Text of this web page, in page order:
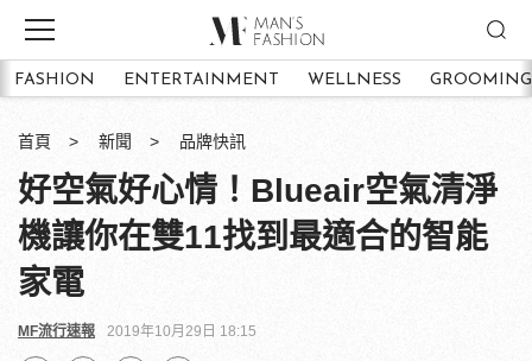
FASHION ENTERTAINMENT WELLNESS GROOMING
首頁 新聞 品牌快訊
好空氣好心情！Blueair空氣清淨
機讓你在雙11找到最適合的智能
家電
MF流行速報 2019年10月29日 18:15